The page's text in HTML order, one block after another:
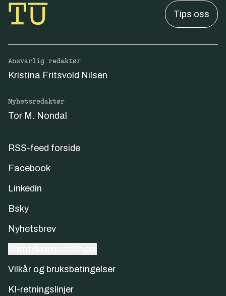
Tips oss
Ansvarlig redaktør
Kristina Fritsvold Nilsen
Nyhetsredaktør
Tor M. Nondal
RSS-feed forside
Facebook
Linkedin
Bsky
Nyhetsbrev
Vilkår og bruksbetingelser
KI-retningslinjer